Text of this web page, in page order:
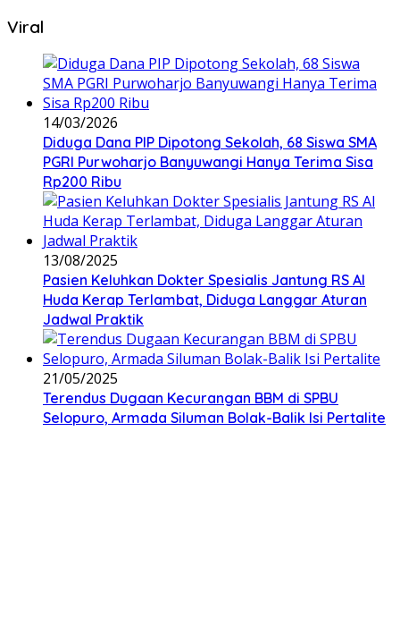
Viral
14/03/2026
Diduga Dana PIP Dipotong Sekolah, 68 Siswa SMA
PGRI Purwoharjo Banyuwangi Hanya Terima Sisa
Rp200 Ribu
13/08/2025
Pasien Keluhkan Dokter Spesialis Jantung RS Al
Huda Kerap Terlambat, Diduga Langgar Aturan
Jadwal Praktik
21/05/2025
Terendus Dugaan Kecurangan BBM di SPBU
Selopuro, Armada Siluman Bolak-Balik Isi Pertalite